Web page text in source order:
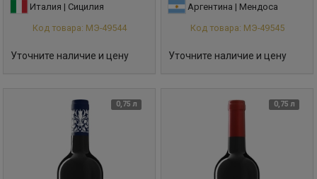
Италия | Сицилия
Код товара: МЭ-49544
Уточните наличие и цену
Аргентина | Мендоса
Код товара: МЭ-49545
Уточните наличие и цену
0,75 л 0,75 л